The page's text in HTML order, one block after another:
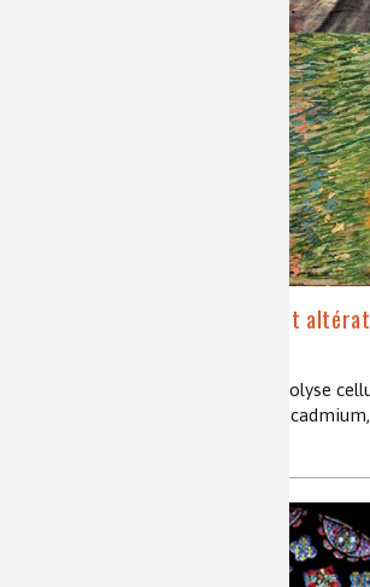
Matériaux du patrimoine et
rayon X, encre ferro-gallique, hydrolyse
dépolymérisation cellulose, jaune